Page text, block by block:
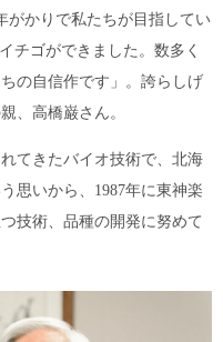
がかりで私たちが目指してい
チゴができました。数多く
の自信作です」。誇らしげ
、高橋巌さん。
てきたバイオ技術で、北海
思いから、1987年に東神楽
技術、品種の開発に努めて